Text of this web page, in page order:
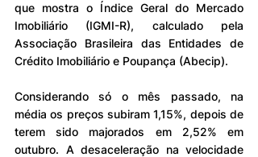
que mostra o Índice Geral do Mercado
Imobiliário (IGMI-R), calculado pela
Associação Brasileira das Entidades de
Crédito Imobiliário e Poupança (Abecip).
Considerando só o mês passado, na
média os preços subiram 1,15%, depois de
terem sido majorados em 2,52% em
outubro. A desaceleração na velocidade